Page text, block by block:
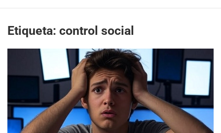
Etiqueta: control social